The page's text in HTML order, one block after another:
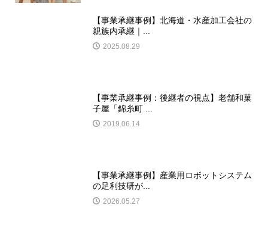
【事業承継事例】北海道・水産加工会社の
親族内承継｜...
2025.08.29
【事業承継事例：後継者の視点】老舗和菓
子屋「錦糸町 ...
2019.06.14
【事業承継事例】産業用ロボットシステム
の足利技研が...
2026.05.27